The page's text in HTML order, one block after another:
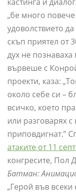
„бе много
удоволствието
скъп приятел от
дух не
вървеше с
проекти, каза:
около себе си –
всичко, което
или разговарях
приповдигнат.”
атаките от 11
конгресите, Пол
Батман:
„Герой във